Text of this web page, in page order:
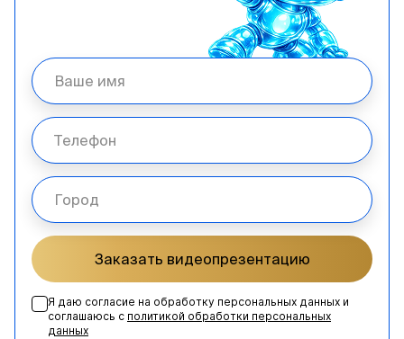
Заказать видеопрезентацию
Я даю согласие на обработку персональных данных и
соглашаюсь с политикой обработки персональных
данных